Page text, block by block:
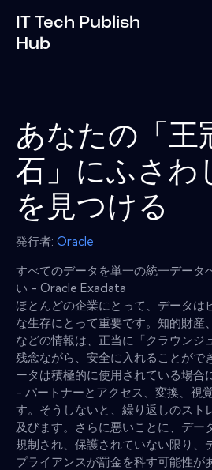
IT Tech Publish
Hub
あなたの「王
石」にふさわ
を見つける
発行者: Oracle
すべてのデータを単一の統一データ
い - Oracle Exadata
ほとんどの企業にとって、データは
な生存にとって重要です。知的財産
などの情報は、正当に「クラウンジ
残念ながら、安全に入れることがで
ータは積極的に使用されている場合
- パートナーとアクセス、変換、視
す。そうしないと、繰り返しのスト
及びます。さらに悪いことに、デー
規制され、保護されていない限り、
プライアンスが罰金を科す可能性が